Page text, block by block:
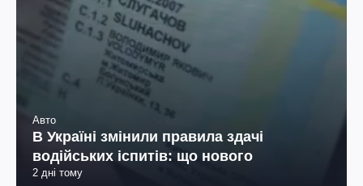
Авто
В Україні змінили правила здачі
водійських іспитів: що нового
2 дні тому